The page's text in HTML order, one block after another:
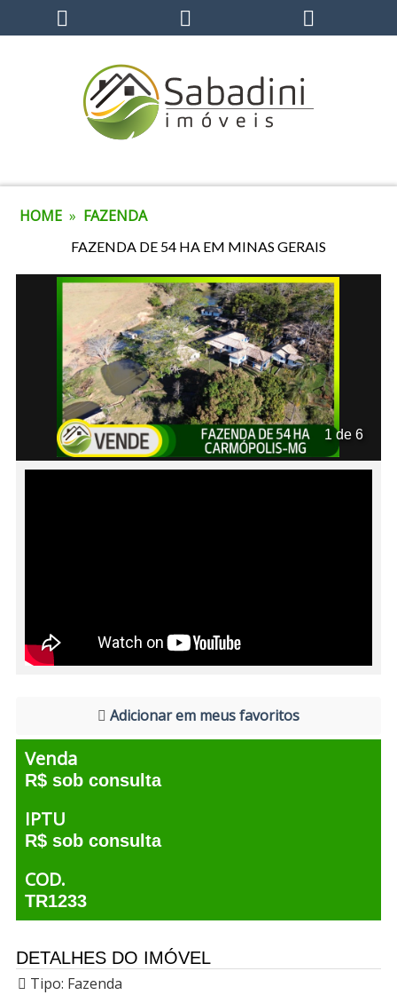
HOME » FAZENDA
FAZENDA DE 54 HA EM MINAS GERAIS
1 de 6
Adicionar em meus favoritos
Venda
R$ sob consulta
IPTU
R$ sob consulta
COD.
TR1233
DETALHES DO IMÓVEL
Tipo: Fazenda